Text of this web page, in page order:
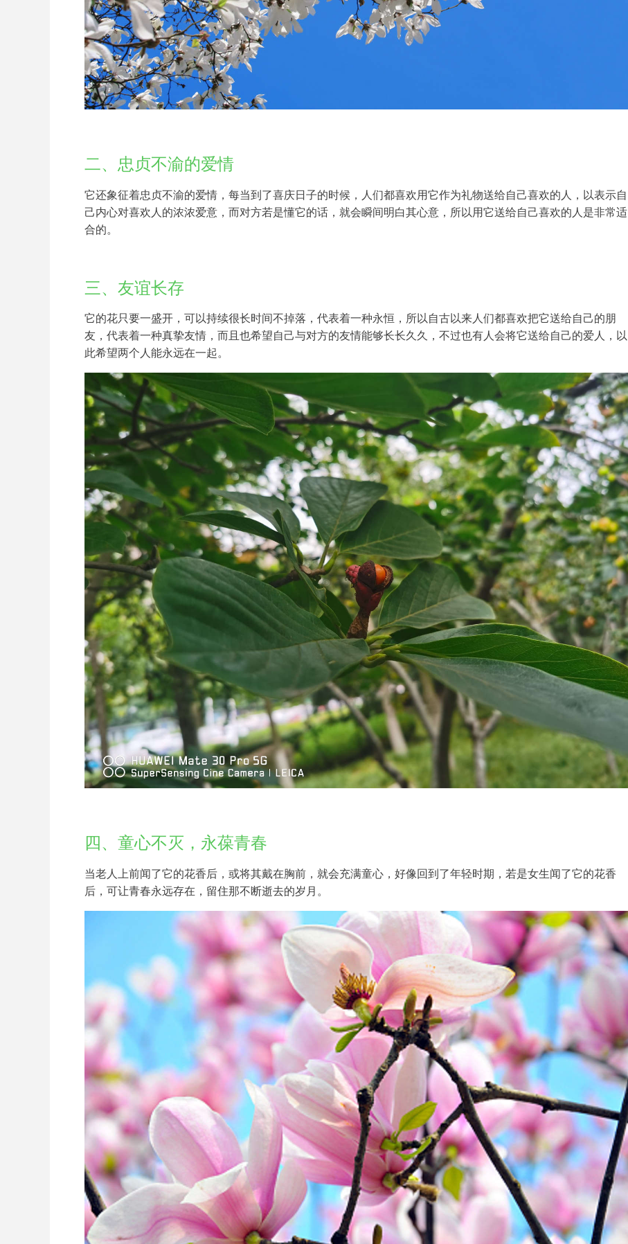
二、忠贞不渝的爱情
它还象征着忠贞不渝的爱情，每当到了喜庆日子的时候，人们都喜欢用它作为礼物送给自己喜欢的人，以表示自
己内心对喜欢人的浓浓爱意，而对方若是懂它的话，就会瞬间明白其心意，所以用它送给自己喜欢的人是非常适
合的。
三、友谊长存
它的花只要一盛开，可以持续很长时间不掉落，代表着一种永恒，所以自古以来人们都喜欢把它送给自己的朋
友，代表着一种真挚友情，而且也希望自己与对方的友情能够长长久久，不过也有人会将它送给自己的爱人，以
此希望两个人能永远在一起。
四、童心不灭，永葆青春
当老人上前闻了它的花香后，或将其戴在胸前，就会充满童心，好像回到了年轻时期，若是女生闻了它的花香
后，可让青春永远存在，留住那不断逝去的岁月。